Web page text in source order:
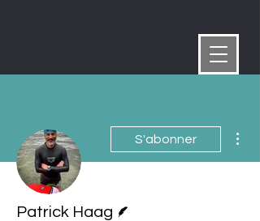
S'abonner
Patrick Haag